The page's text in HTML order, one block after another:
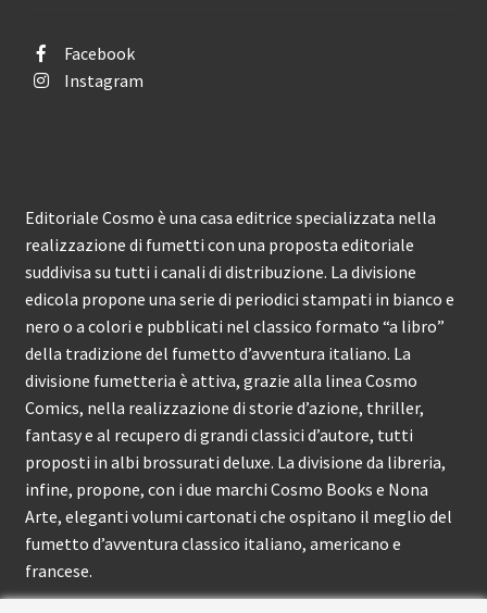
Facebook
Instagram
Editoriale Cosmo è una casa editrice specializzata nella
realizzazione di fumetti con una proposta editoriale
suddivisa su tutti i canali di distribuzione. La divisione
edicola propone una serie di periodici stampati in bianco e
nero o a colori e pubblicati nel classico formato “a libro”
della tradizione del fumetto d’avventura italiano. La
divisione fumetteria è attiva, grazie alla linea Cosmo
Comics, nella realizzazione di storie d’azione, thriller,
fantasy e al recupero di grandi classici d’autore, tutti
proposti in albi brossurati deluxe. La divisione da libreria,
infine, propone, con i due marchi Cosmo Books e Nona
Arte, eleganti volumi cartonati che ospitano il meglio del
fumetto d’avventura classico italiano, americano e
francese.